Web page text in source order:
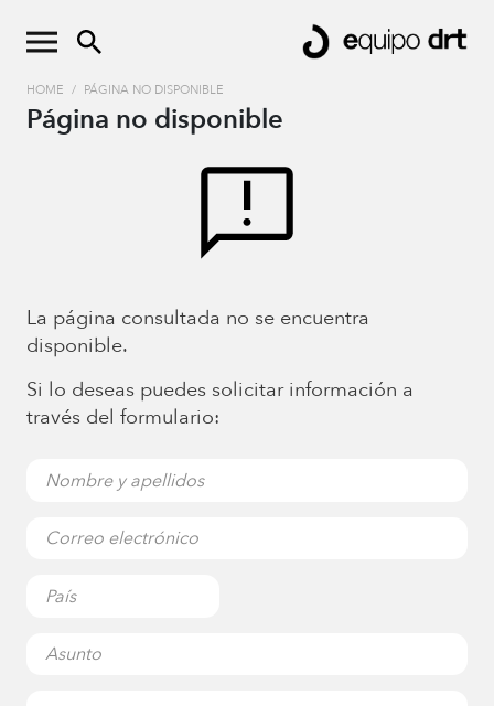
HOME / PÁGINA NO DISPONIBLE
Página no disponible
La página consultada no se encuentra
disponible.
Si lo deseas puedes solicitar información a
través del formulario: